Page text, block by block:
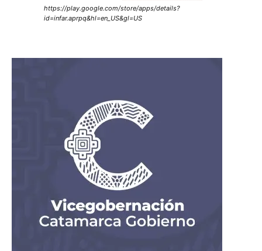
https://play.google.com/store/apps/details?
id=infar.aprpq&hl=en_US&gl=US